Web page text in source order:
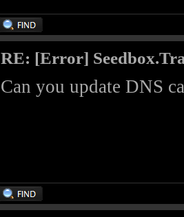
RE: [Error]
Can you update DNS